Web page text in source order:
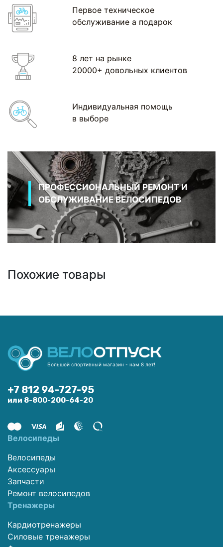
Первое техническое
обслуживание а подарок
8 лет на рынке
20000+ довольных клиентов
Индивидуальная помощь
в выборе
ПРОФЕССИОНАЛЬНЫЙ РЕМОНТ И
ОБСЛУЖИВАНИЕ ВЕЛОСИПЕДОВ
Похожие товары
Большой спортивный магазин - нам 8 лет!
+7 812 94-727-95
или 8-800-200-64-20
Велосипеды
Велосипеды
Аксессуары
Запчасти
Ремонт велосипедов
Тренажеры
Кардиотренажеры
Силовые тренажеры